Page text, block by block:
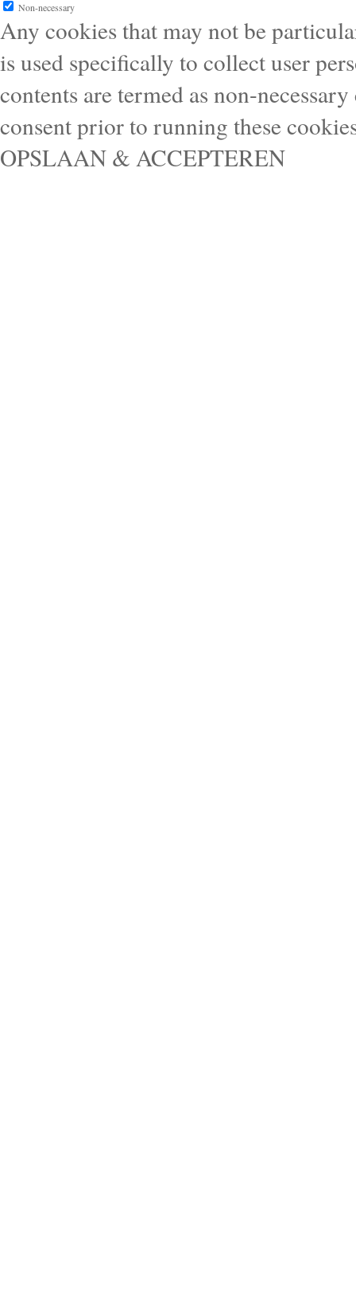
Non-necessary
Any cookies that may not be
is used specifically to collect user
contents are termed as non-
consent prior to running these
OPSLAAN & ACCEPTEREN